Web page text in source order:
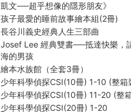
凱文──超乎想像的隱形朋友》
孩子最愛的睡前故事繪本組(2冊)
長谷川義史經典人生三部曲
Josef Lee 經典雙書──抵達快樂，
海的男孩
繪本水族館（全套3冊）
少年科學偵探CSI(10冊) 1-10 (整箱
少年科學偵探CSI(10冊) 11-20 (整
少年科學偵探CSI(20冊) 1-20